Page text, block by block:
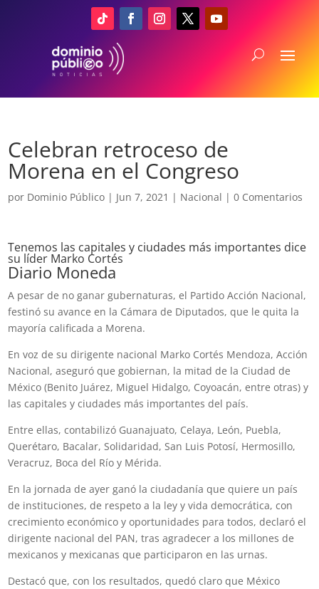
Celebran retroceso de
Morena en el Congreso
por Dominio Público | Jun 7, 2021 | Nacional |0 Comentarios
Tenemos las capitales y ciudades más importantes dice
su líder Marko Cortés
Diario Moneda
A pesar de no ganar gubernaturas, el Partido Acción Nacional,
festinó su avance en la Cámara de Diputados, que le quita la
mayoría calificada a Morena.
En voz de su dirigente nacional Marko Cortés Mendoza, Acción
Nacional, aseguró que gobiernan, la mitad de la Ciudad de
México (Benito Juárez, Miguel Hidalgo, Coyoacán, entre otras) y
las capitales y ciudades más importantes del país.
Entre ellas, contabilizó Guanajuato, Celaya, León, Puebla,
Querétaro, Bacalar, Solidaridad, San Luis Potosí, Hermosillo,
Veracruz, Boca del Río y Mérida.
En la jornada de ayer ganó la ciudadanía que quiere un país
de instituciones, de respeto a la ley y vida democrática, con
crecimiento económico y oportunidades para todos, declaró el
dirigente nacional del PAN, tras agradecer a los millones de
mexicanos y mexicanas que participaron en las urnas.
Destacó que, con los resultados, quedó claro que México